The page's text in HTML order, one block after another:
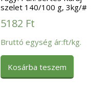
szelet 140/100 g, 3kg/#
5182 Ft
Bruttó egység ár:ft/kg.
Kosárba teszem